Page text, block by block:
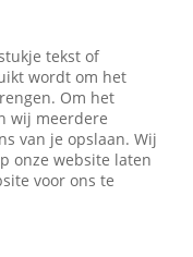
tekst of
wordt om het
Om het
wij meerdere
van je opslaan. Wij
onze website laten
voor ons te